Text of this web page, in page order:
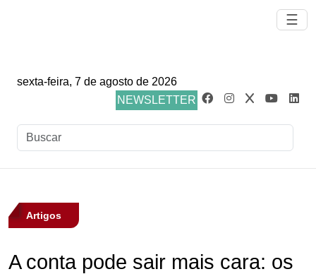
☰
sexta-feira, 7 de agosto de 2026
NEWSLETTER
Artigos
A conta pode sair mais cara: os